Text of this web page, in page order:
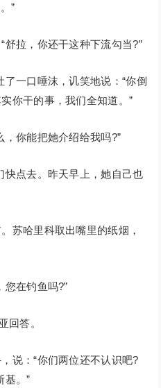
”
舒拉，你还干这种下流勾当?”
一口唾沫，讥笑地说：“你倒
你干的事，我们全知道。”
，你能把她介绍给我吗?”
快点去。昨天早上，她自己也
苏哈里科取出嘴里的纸烟，
您在钓鱼吗?”
回答。
说：“你们两位还不认识吧?
基。”